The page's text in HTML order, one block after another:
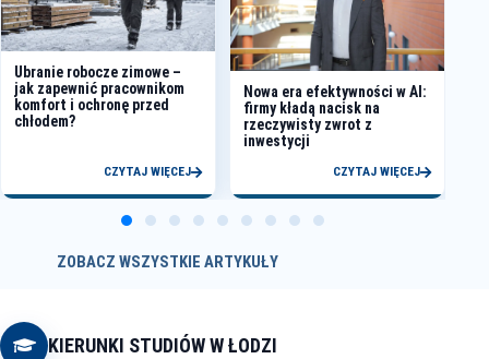
Ubranie robocze zimowe –
jak zapewnić pracownikom
komfort i ochronę przed
chłodem?
CZYTAJ WIĘCEJ
Nowa era efektywności w AI:
firmy kładą nacisk na
rzeczywisty zwrot z
inwestycji
CZYTAJ WIĘCEJ
ZOBACZ WSZYSTKIE ARTYKUŁY
KIERUNKI STUDIÓW W ŁODZI